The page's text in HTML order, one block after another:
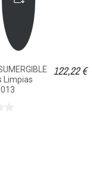
Limpias
122,22 €